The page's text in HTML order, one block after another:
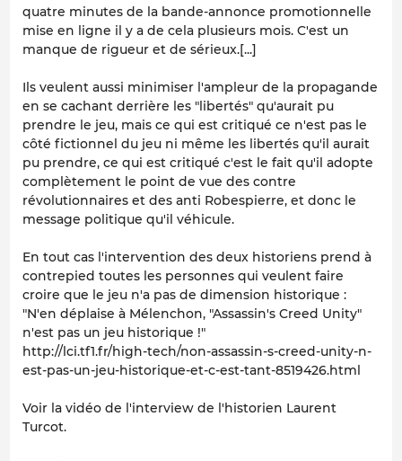
quatre minutes de la bande-annonce promotionnelle
mise en ligne il y a de cela plusieurs mois. C'est un
manque de rigueur et de sérieux.[...]
Ils veulent aussi minimiser l'ampleur de la propagande
en se cachant derrière les "libertés" qu'aurait pu
prendre le jeu, mais ce qui est critiqué ce n'est pas le
côté fictionnel du jeu ni même les libertés qu'il aurait
pu prendre, ce qui est critiqué c'est le fait qu'il adopte
complètement le point de vue des contre
révolutionnaires et des anti Robespierre, et donc le
message politique qu'il véhicule.
En tout cas l'intervention des deux historiens prend à
contrepied toutes les personnes qui veulent faire
croire que le jeu n'a pas de dimension historique :
"N'en déplaise à Mélenchon, "Assassin's Creed Unity"
n'est pas un jeu historique !"
http://lci.tf1.fr/high-tech/non-assassin-s-creed-unity-n-
est-pas-un-jeu-historique-et-c-est-tant-8519426.html
Voir la vidéo de l'interview de l'historien Laurent
Turcot.